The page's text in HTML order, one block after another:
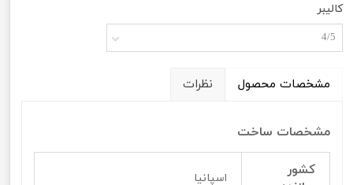
کالیبر
4/5
مشخصات محصول نظرات
مشخصات ساخت
کشور
اسپانیا